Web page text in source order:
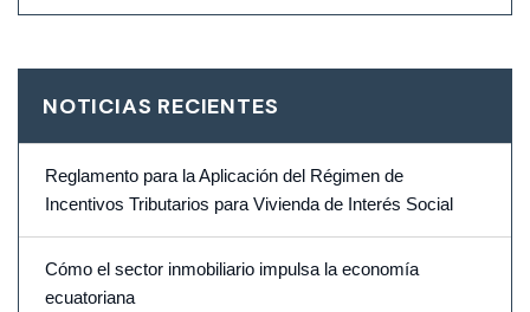
NOTICIAS RECIENTES
Reglamento para la Aplicación del Régimen de
Incentivos Tributarios para Vivienda de Interés Social
Cómo el sector inmobiliario impulsa la economía
ecuatoriana